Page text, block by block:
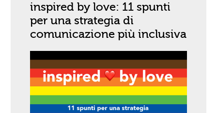
inspired by love: 11 spunti
per una strategia di
comunicazione più inclusiva